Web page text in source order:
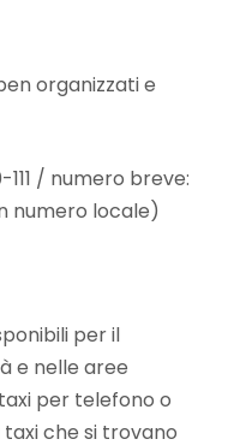
organizzati e
111 / numero breve:
numero locale)
per il
e nelle aree
per telefono o
che si trovano